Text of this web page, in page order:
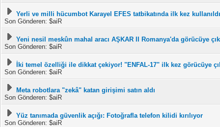
Yerli ve milli hücumbot Karayel EFES tatbikatında ilk kez kullanıldı
Son Gönderen: $aiR
Yeni nesil meskûn mahal aracı AŞKAR II Romanya'da görücüye
Son Gönderen: $aiR
İki temel özelliği ile dikkat çekiyor! "ENFAL-17" ilk kez görücüye
Son Gönderen: $aiR
Meta robotlara "zekâ" katan girişimi satın aldı
Son Gönderen: $aiR
Yüz tanımada güvenlik açığı: Fotoğrafla telefon kilidi kırılıyor
Son Gönderen: $aiR